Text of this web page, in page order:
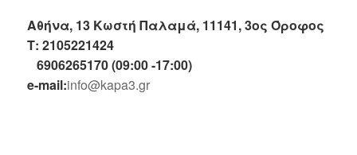
Αθήνα, 13 Κωστή Παλαμά, 11141, 3ος Όροφος
Τ: 2105221424
6906265170 (09:00 -17:00)
e-mail:info@kapa3.gr